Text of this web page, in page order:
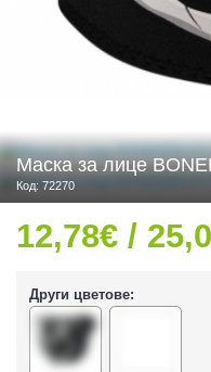
Маска за лице
Код: 72270
12,78€ /
Други цветове: